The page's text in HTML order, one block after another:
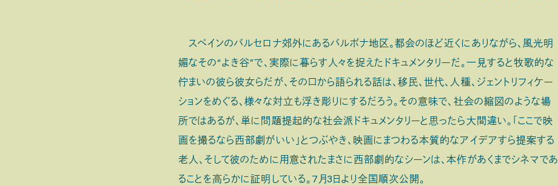
スペインのバルセロナ郊外にあるバルボナ地区。都会のほど近くにありながら、風光明
媚なその“よき谷”で、実際に暮らす人々を捉えたドキュメンタリーだ。一見すると牧歌的な
佇まいの彼ら彼女らだが、その口から語られる話は、移民、世代、人種、ジェントリフィケー
ションをめぐる、様々な対立も浮き彫りにするだろう。その意味で、社会の縮図のような場
所ではあるが、単に問題提起的な社会派ドキュメンタリーと思ったら大間違い。「ここで映
画を撮るなら西部劇がいい」とつぶやき、映画にまつわる本質的なアイデアすら提案する
老人、そして彼のために用意されたまさに西部劇的なシーンは、本作があくまでシネマであ
ることを高らかに証明している。7月3日より全国順次公開。